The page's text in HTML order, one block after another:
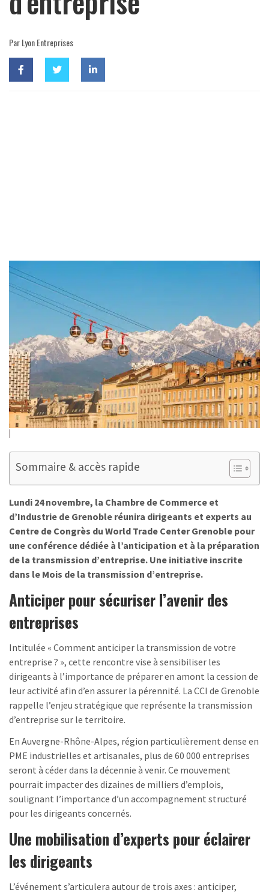
Par Lyon Entreprises
Sommaire & accès rapide
Lundi 24 novembre, la Chambre de Commerce et
d’Industrie de Grenoble réunira dirigeants et experts au
Centre de Congrès du World Trade Center Grenoble pour
une conférence dédiée à l’anticipation et à la préparation
de la transmission d’entreprise. Une initiative inscrite
dans le Mois de la transmission d’entreprise.
Anticiper pour sécuriser l’avenir des
entreprises
Intitulée « Comment anticiper la transmission de votre
entreprise ? », cette rencontre vise à sensibiliser les
dirigeants à l’importance de préparer en amont la cession de
leur activité afin d’en assurer la pérennité. La CCI de Grenoble
rappelle l’enjeu stratégique que représente la transmission
d’entreprise sur le territoire.
En Auvergne-Rhône-Alpes, région particulièrement dense en
PME industrielles et artisanales, plus de 60 000 entreprises
seront à céder dans la décennie à venir. Ce mouvement
pourrait impacter des dizaines de milliers d’emplois,
soulignant l’importance d’un accompagnement structuré
pour les dirigeants concernés.
Une mobilisation d’experts pour éclairer
les dirigeants
L’événement s’articulera autour de trois axes : anticiper,